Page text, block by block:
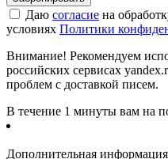
Даю согласие на
условиях Политики
Внимание! Рекомендуем
российских сервисах
проблем с доставкой писем.
В течение 1 минуты вам на
Дополнительная